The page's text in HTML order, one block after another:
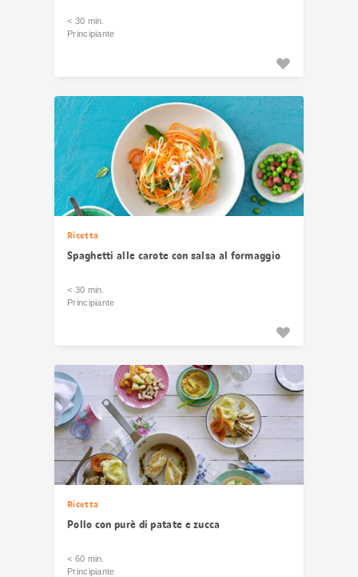
< 30 min.
Principiante
Ricetta
Spaghetti alle carote con salsa al formaggio
< 30 min.
Principiante
Ricetta
Pollo con purè di patate e zucca
< 60 min.
Principiante